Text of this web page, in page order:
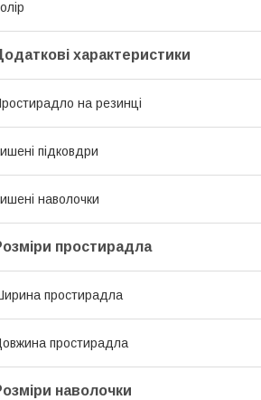
характеристики
на резинці
підковдри
наволочки
простирадла
простирадла
простирадла
наволочки